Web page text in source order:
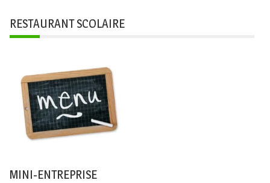
RESTAURANT SCOLAIRE
MINI-ENTREPRISE